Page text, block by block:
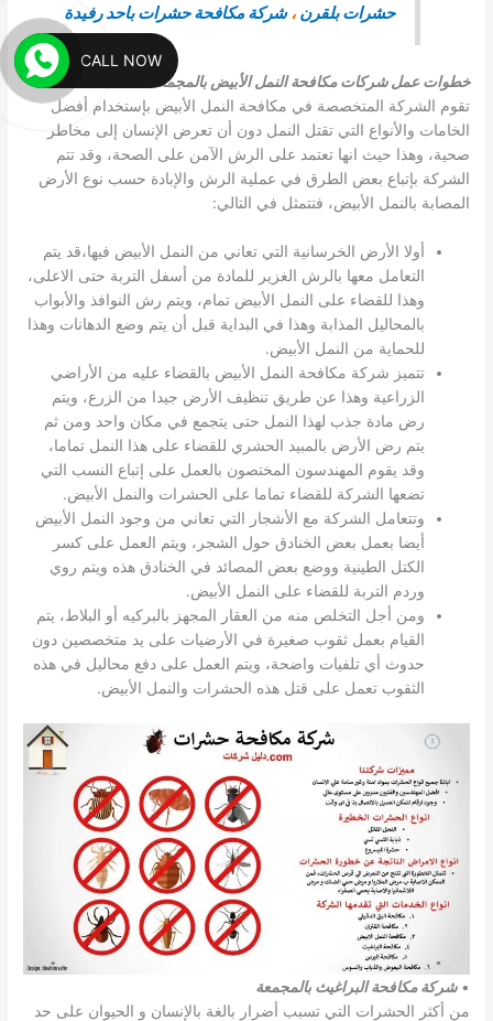
حشرات بلقرن،شركة مكافحة حشرات باحد رفيدة
خطوات عمل شركات مكافحة النمل الأبيض بالمجمعة
تقوم الشركة المتخصصة في مكافحة النمل الأبيض بإستخدام أفضل
الخامات والأنواع التي تقتل النمل دون أن تعرض الإنسان إلى مخاطر
صحية، وهذا حيث انها تعتمد على الرش الآمن على الصحة، وقد تتم
الشركة بإتباع بعض الطرق في عملية الرش والإبادة حسب نوع الأرض
المصابة بالنمل الأبيض، فتتمثل في التالي:
أولا الأرض الخرسانية التي تعاني من النمل الأبيض فيها،قد يتم
التعامل معها بالرش الغزير للمادة من أسفل التربة حتى الاعلى،
وهذا للقضاء على النمل الأبيض تمام، ويتم رش النوافذ والأبواب
بالمحاليل المذابة وهذا في البداية قبل أن يتم وضع الدهانات وهذا
للحماية من النمل الأبيض.
تتميز شركة مكافحة النمل الأبيض بالقضاء عليه من الأراضي
الزراعية وهذا عن طريق تنظيف الأرض جيدا من الزرع، ويتم
رض مادة جذب لهذا النمل حتى يتجمع في مكان واحد ومن ثم
يتم رض الأرض بالمبيد الحشري للقضاء على هذا النمل تماما،
وقد يقوم المهندسون المختصون بالعمل على إتباع النسب التي
تضعها الشركة للقضاء تماما على الحشرات والنمل الأبيض.
وتتعامل الشركة مع الأشجار التي تعاني من وجود النمل الأبيض
أيضا بعمل بعض الخنادق حول الشجر، ويتم العمل على كسر
الكتل الطينية ووضع بعض المصائد في الخنادق هذه ويتم روي
وردم التربة للقضاء على النمل الأبيض.
ومن أجل التخلص منه من العقار المجهز بالبركيه أو البلاط، يتم
القيام بعمل ثقوب صغيرة في الأرضيات على يد متخصصين دون
حدوث أي تلفيات واضحة، ويتم العمل على دفع محاليل في هذه
الثقوب تعمل على قتل هذه الحشرات والنمل الأبيض.
•شركة مكافحة البراغيث بالمجمعة
من أكثر الحشرات التي تسبب أضرار بالغة بالإنسان و الحيوان على حد
CALL NOW